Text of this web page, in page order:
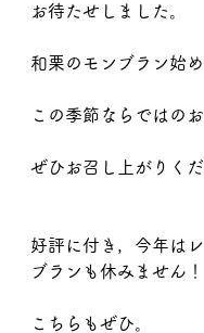
お待たせしました。
和栗のモンブラン始め
この季節ならではのお
ぜひお召し上がりくだ
好評に付き，今年は
ブランも休みません！
こちらもぜひ。